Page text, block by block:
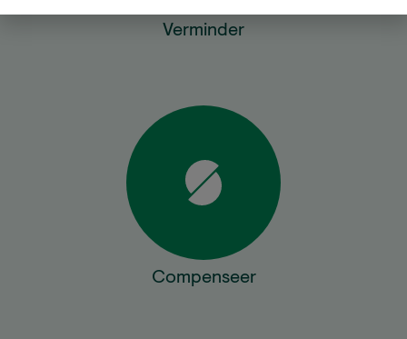
Verminder
Compenseer